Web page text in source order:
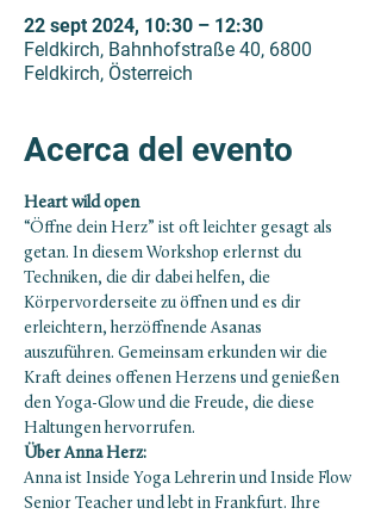
22 sept 2024, 10:30 – 12:30
Feldkirch, Bahnhofstraße 40, 6800
Feldkirch, Österreich
Acerca del evento
Heart wild open
“Öffne dein Herz” ist oft leichter gesagt als
getan. In diesem Workshop erlernst du
Techniken, die dir dabei helfen, die
Körpervorderseite zu öffnen und es dir
erleichtern, herzöffnende Asanas
auszuführen. Gemeinsam erkunden wir die
Kraft deines offenen Herzens und genießen
den Yoga-Glow und die Freude, die diese
Haltungen hervorrufen.
Über Anna Herz:
Anna ist Inside Yoga Lehrerin und Inside Flow
Senior Teacher und lebt in Frankfurt. Ihre